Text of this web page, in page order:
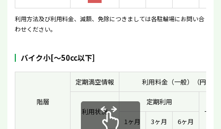
利用方法及び利用料金、減額、免除につきましては各駐輪場にお問い合
わせください。
バイク小[〜50cc以下]
階層
定期満空情報 利用料金（一般）（円）
利用状況
定期利用
一時
1ヶ月
3ヶ月 6ヶ月